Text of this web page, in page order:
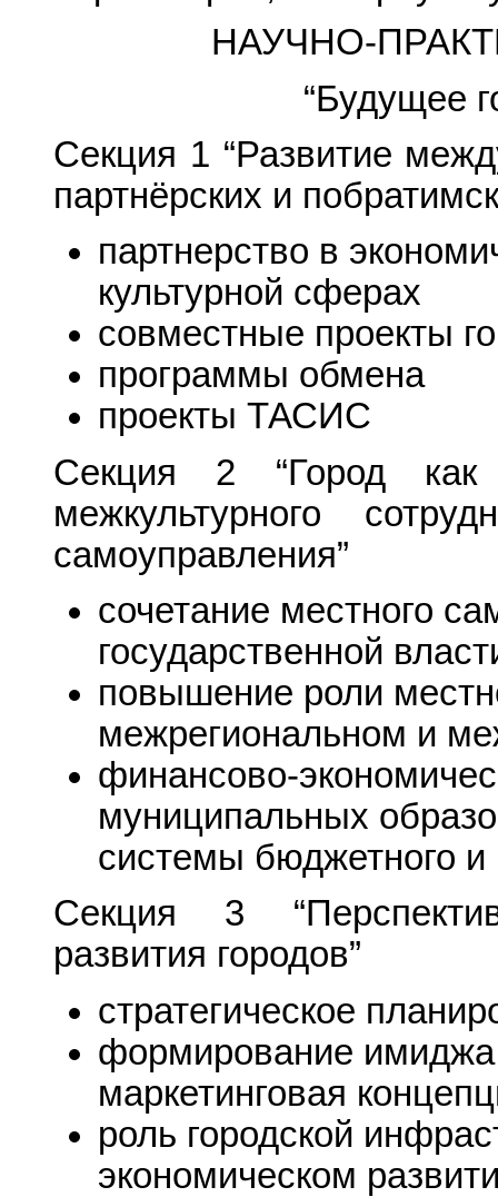
НАУЧНО-
“Будущее
Секция 1 “Развитие
партнёрских и
партнерство в
культурной сферах
совместные проекты
программы обмена
проекты ТАСИС
Секция 2 “Город как
межкультурного
самоуправления”
сочетание местного
государственной
повышение роли
межрегиональном и
финансово-
муниципальных
системы бюджетного и
Секция 3
развития городов”
стратегическое
формирование имиджа
маркетинговая
роль городской
экономическом